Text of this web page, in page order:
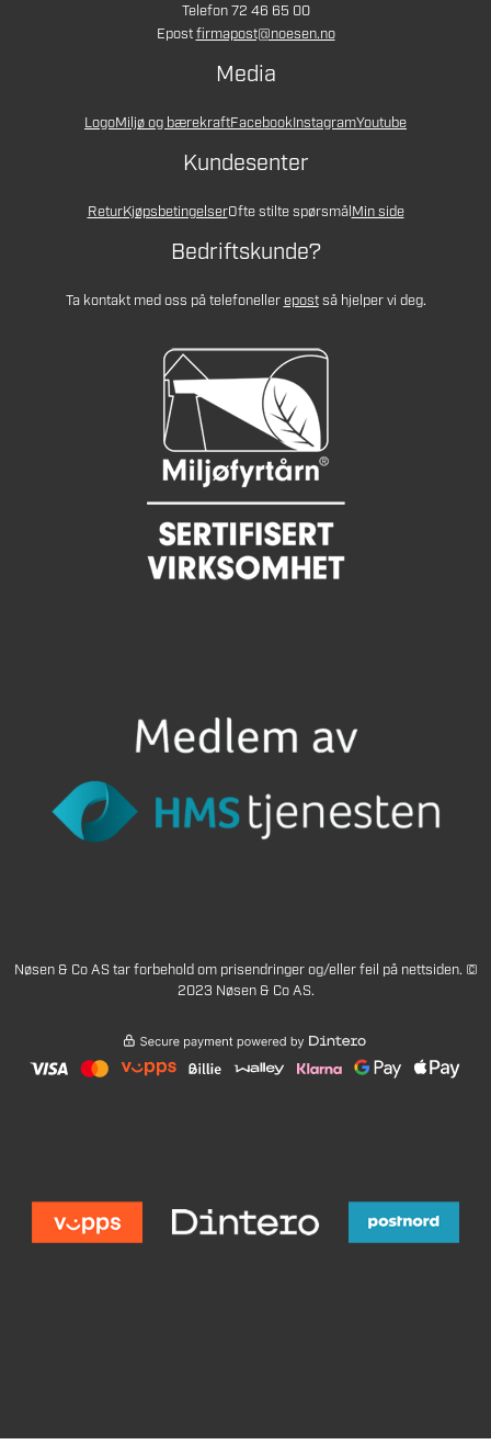
Telefon 72 46 65 00
Epostfirmapost@noesen.no
Media
LogoMiljø og bærekraftFacebookInstagramYoutube
Kundesenter
ReturKjøpsbetingelserOfte stilte spørsmålMin side
Bedriftskunde?
Ta kontakt med oss på telefonellerepostså hjelper vi deg.
Nøsen & Co AS tar forbehold om prisendringer og/eller feil på nettsiden. ©
2023 Nøsen & Co AS.